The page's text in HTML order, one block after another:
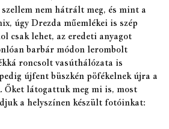
nem hátrált meg, és mint a
úgy Drezda műemlékei is szép
csak lehet, az eredeti anyagot
barbár módon lerombolt
roncsolt vasúthálózata is
újfent büszkén pöfékelnek újra a
Őket látogattuk meg mi is, most
a helyszínen készült fotóinkat: